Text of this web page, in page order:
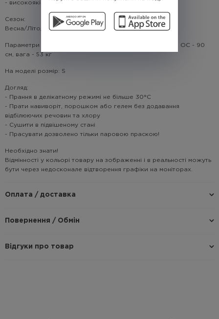
- високоякісний цифровий друк тканини
Cезон:
Весна/Літо/Осінь
Параметри моделі: зріст - 166 см; ОГ - 84 см; ОТ - 63 см; ОС - 90
см, вага - 53 кг
На моделі розмір: S
Догляд:
- Прання в делікатному режимі не більше 30°C
- Прати навиворіт, порошком або гелем без додавання
відбілюючих речовин та хлору
- Сушити в підвішеному стані
- Прасувати дозволено тільки паровою праскою!
Необхідно знати!
Відмінності у кольорі товару на зображенні і в реальності можуть
бути через недосконале відтворення графіки на моніторах.
Оплата / доставка
Повернення / Обмін
Відгуки про товар